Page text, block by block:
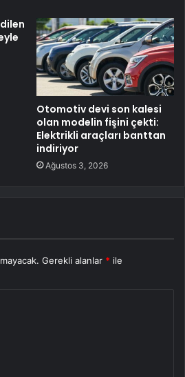
Otomotiv devi son kalesi
olan modelin fişini çekti:
Elektrikli araçları banttan
indiriyor
Ağustos 3, 2026
Gerekli alanlar * ile